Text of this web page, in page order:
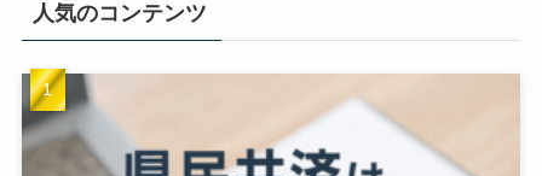
人気のコンテンツ